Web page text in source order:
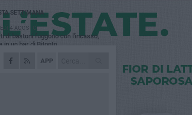
APP
SETTIMANA
4 AGOSTO
di bastoni fuggono con l'incasso,
in un bar di Bitonto
2 AGOSTO
d'Italia Bitonto: «Vicinanza alla